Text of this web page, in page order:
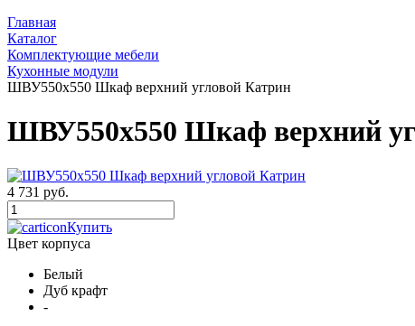
Главная
Каталог
Комплектующие мебели
Кухонные модули
ШВУ550х550 Шкаф верхний угловой Катрин
ШВУ550х550 Шкаф верхний
4 731 руб.
Купить
Цвет корпуса
Белый
Дуб крафт
-